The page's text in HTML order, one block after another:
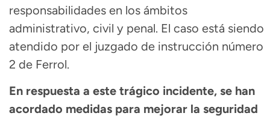
responsabilidades en los ámbitos
administrativo, civil y penal. El caso está siendo
atendido por el juzgado de instrucción número
2 de Ferrol.
En respuesta a este trágico incidente, se han
acordado medidas para mejorar la seguridad